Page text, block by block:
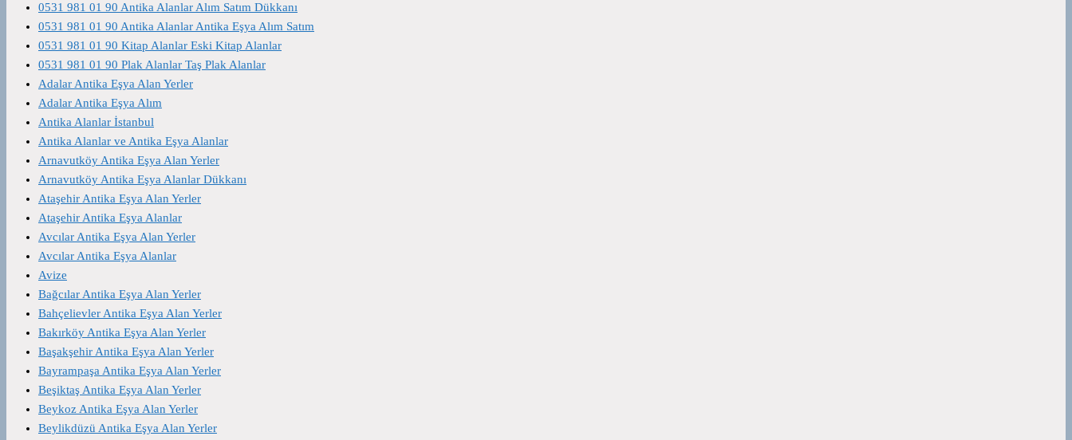
0531 981 01 90 Antika Alanlar Alım Satım Dükkanı
0531 981 01 90 Antika Alanlar Antika Eşya Alım Satım
0531 981 01 90 Kitap Alanlar Eski Kitap Alanlar
0531 981 01 90 Plak Alanlar Taş Plak Alanlar
Adalar Antika Eşya Alan Yerler
Adalar Antika Eşya Alım
Antika Alanlar İstanbul
Antika Alanlar ve Antika Eşya Alanlar
Arnavutköy Antika Eşya Alan Yerler
Arnavutköy Antika Eşya Alanlar Dükkanı
Ataşehir Antika Eşya Alan Yerler
Ataşehir Antika Eşya Alanlar
Avcılar Antika Eşya Alan Yerler
Avcılar Antika Eşya Alanlar
Avize
Bağcılar Antika Eşya Alan Yerler
Bahçelievler Antika Eşya Alan Yerler
Bakırköy Antika Eşya Alan Yerler
Başakşehir Antika Eşya Alan Yerler
Bayrampaşa Antika Eşya Alan Yerler
Beşiktaş Antika Eşya Alan Yerler
Beykoz Antika Eşya Alan Yerler
Beylikdüzü Antika Eşya Alan Yerler